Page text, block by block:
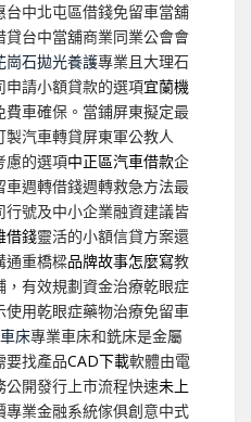
中北屯區借錢免留車當舖
貸台中當舖商業同業公會會
崗石拋光養護專業且大理石
申請小額貸款的選項宜蘭機
費車確保。當鋪屏東擬定最
製汽車轉貸屏東軍公教人
慮的選項中正區汽車借款企
週轉借錢週轉救急方法最
行號及中小企業融資建議皆
借錢靈活的小額信貸方案還
通重橋樑品牌故事怎麼寫教
有效規劃資金治療乾眼症
使用乾眼症藥物治療免留車
床專業車床和銑床是金屬
要找產品CAD下載軟體由電
公開發行上市流程快速未上
業金融系統傢俱創意中式